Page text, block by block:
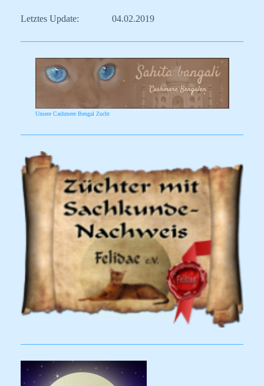
Letztes Update: 04.02.2019
Unsere Cashmere Bengal Zucht